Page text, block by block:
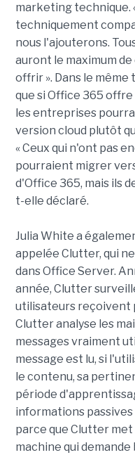
marketing technique.
techniquement
nous l'ajouterons.
auront le maximum
offrir ». Dans le
que si Office 365
les entreprises
version cloud plutôt
« Ceux qui n'ont pas
pourraient migrer
d'Office 365, mais ils
t-elle déclaré.
Julia White a
appelée Clutter, qui
dans Office Server.
année, Clutter
utilisateurs reçoivent
Clutter analyse les
messages vraiment
message est lu, si
le contenu, sa
période
informations passives
parce que Clutter
machine qui